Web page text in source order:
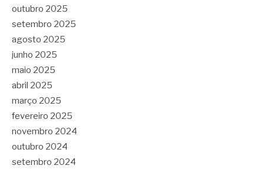
outubro 2025
setembro 2025
agosto 2025
junho 2025
maio 2025
abril 2025
março 2025
fevereiro 2025
novembro 2024
outubro 2024
setembro 2024